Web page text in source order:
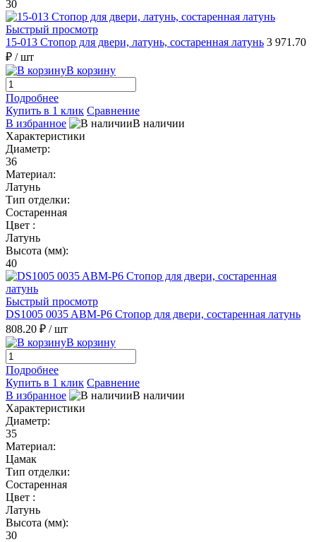
30
Быстрый просмотр
15-013 Стопор для двери, латунь, состаренная латунь 3 971.70
₽ / шт
В корзину
Подробнее
Купить в 1 клик Сравнение
В избранное
В наличии
Характеристики
Диаметр:
36
Материал:
Латунь
Тип отделки:
Состаренная
Цвет :
Латунь
Высота (мм):
40
Быстрый просмотр
DS1005 0035 ABM-P6 Стопор для двери, состаренная латунь
808.20 ₽ / шт
В корзину
Подробнее
Купить в 1 клик Сравнение
В избранное
В наличии
Характеристики
Диаметр:
35
Материал:
Цамак
Тип отделки:
Состаренная
Цвет :
Латунь
Высота (мм):
30